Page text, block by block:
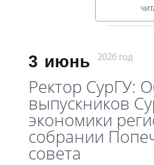
3 июнь 2026 год
Ректор СурГУ:
выпускников
экономики
собрании
совета